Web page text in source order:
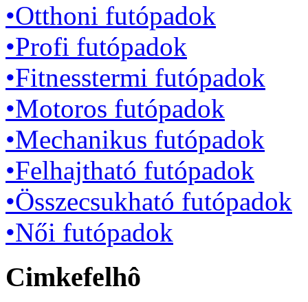
•Otthoni futópadok
•Profi futópadok
•Fitnesstermi futópadok
•Motoros futópadok
•Mechanikus futópadok
•Felhajtható futópadok
•Összecsukható futópadok
•Női futópadok
Cimkefelhô